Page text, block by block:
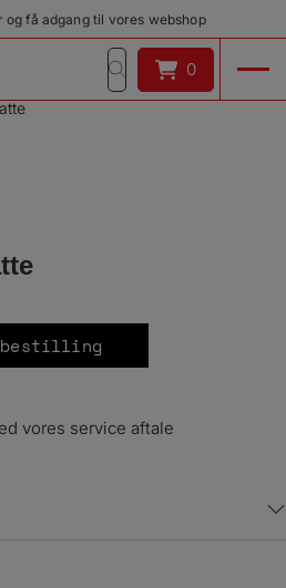
og få adgang til vores webshop
0
0
vores service aftale